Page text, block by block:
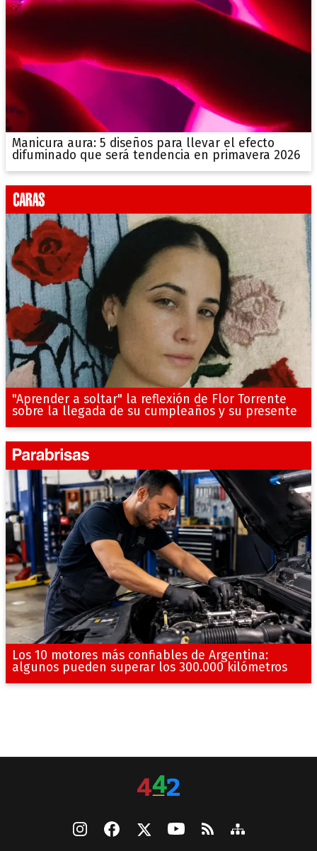
Manicura aura: 5 diseños para llevar el efecto
difuminado que será tendencia en primavera 2026
"Aprender a soltar" la reflexión de Flor Torrente
sobre la llegada de su cumpleaños y su presente
Los 10 motores más confiables de Argentina:
algunos pueden superar los 300.000 kilómetros